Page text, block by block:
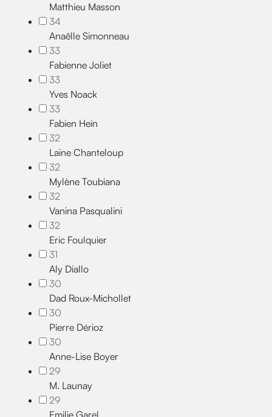
Matthieu Masson
34
Anaëlle Simonneau
33
Fabienne Joliet
33
Yves Noack
33
Fabien Hein
32
Laine Chanteloup
32
Mylène Toubiana
32
Vanina Pasqualini
32
Eric Foulquier
31
Aly Diallo
30
Dad Roux-Michollet
30
Pierre Dérioz
30
Anne-Lise Boyer
29
M. Launay
29